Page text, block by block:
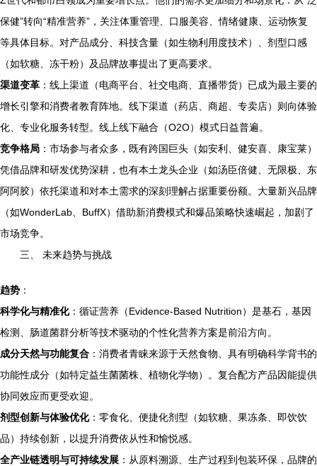
保健”转向“精准营养”，关注体重管理、口服美容、情绪健康、运动恢复
等具体目标。对产品成分、科技含量（如生物利用度技术）、剂型口感
（如软糖、冻干粉）及品牌故事提出了更高要求。
渠道变革 ：线上渠道（电商平台、社交电商、直播带货）已成为最主要的
增长引擎和消费者教育阵地。线下渠道（药店、商超、专卖店）则向体验
化、专业化服务转型。线上线下融合（O2O）模式日益普遍。
竞争格局 ：市场参与者众多，既有跨国巨头（如安利、健安喜、康宝莱）
凭借品牌和研发优势深耕，也有本土龙头企业（如汤臣倍健、无限极、东
阿阿胶）依托渠道和对本土需求的深刻理解占据重要份额。大量新兴品牌
（如WonderLab、BuffX）借助新消费模式和爆品策略快速崛起，加剧了
市场竞争。
三、 未来趋势与挑战
趋势 ：
科学化与精准化：循证营养（Evidence-Based Nutrition）是基石，基因
检测、肠道菌群分析等技术驱动的个性化营养方案是前沿方向。
成分天然与功能复合 ：消费者青睐来源于天然食物、具有明确科学背书的
功能性成分（如特定益生菌菌株、植物化学物）。复合配方产品因能提供
协同效应而更受欢迎。
剂型创新与体验优化：零食化、便捷化剂型（如软糖、果冻条、即饮饮
品）持续创新，以提升消费依从性和愉悦感。
全产业链透明与可持续发展 ：从原料溯源、生产过程到包装环保，品牌的